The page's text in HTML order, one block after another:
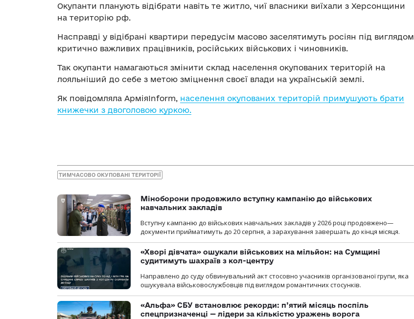
Окупанти планують відібрати навіть те житло, чиї власники виїхали з Херсонщини
на територію рф.
Насправді у відібрані квартири передусім масово заселятимуть росіян під виглядом
критично важливих працівників, російських військових і чиновників.
Так окупанти намагаються змінити склад населення окупованих територій на
лояльніший до себе з метою зміцнення своєї влади на українській землі.
Як повідомляла АрміяInform, населення окупованих територій примушують брати
книжечки з двоголовою куркою.
ТИМЧАСОВО ОКУПОВАНІ ТЕРИТОРІЇ
Міноборони продовжило вступну кампанію до військових
навчальних закладів
Вступну кампанію до військових навчальних закладів у 2026 році продовжено—
документи прийматимуть до 20 серпня, а зарахування завершать до кінця місяця.
«Хворі дівчата» ошукали військових на мільйон: на Сумщині
судитимуть шахраїв з кол-центру
Направлено до суду обвинувальний акт стосовно учасників організованої групи, яка
ошукувала військовослужбовців під виглядом романтичних стосунків.
«Альфа» СБУ встановлює рекорди: п’ятий місяць поспіль
спецпризначенці — лідери за кількістю уражень ворога